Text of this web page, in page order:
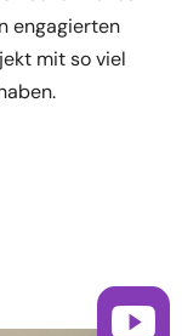
engagierten
mit so viel